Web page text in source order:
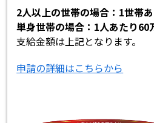
2人以上の世帯の場合：1世帯
単身世帯の場合：1人あたり60
支給金額は上記となります。
申請の詳細はこちらから